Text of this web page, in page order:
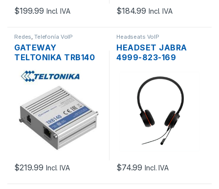
$199.99 Incl. IVA $184.99 Incl. IVA
Redes ,Telefonía VoIP
GATEWAY
TELTONIKA TRB140
10/100/1000 +
ANTENA + 1SIM
CARD PARA VOIP
$219.99 Incl. IVA
Headseats VoIP
HEADSET JABRA
4999-823-169
USB/USB-C NEGRO
$74.99 Incl. IVA